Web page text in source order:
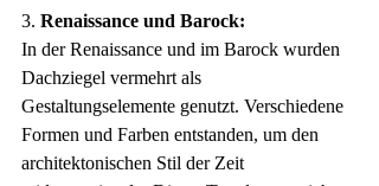
3. Renaissance und Barock:
In der Renaissance und im Barock wurden
Dachziegel vermehrt als
Gestaltungselemente genutzt. Verschiedene
Formen und Farben entstanden, um den
architektonischen Stil der Zeit